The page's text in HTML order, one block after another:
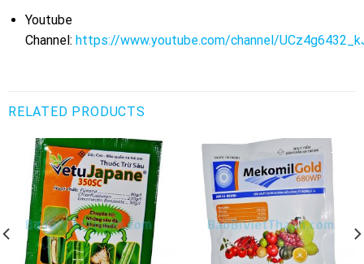
Youtube
Channel: https://www.youtube.com/channel/
RELATED PRODUCTS